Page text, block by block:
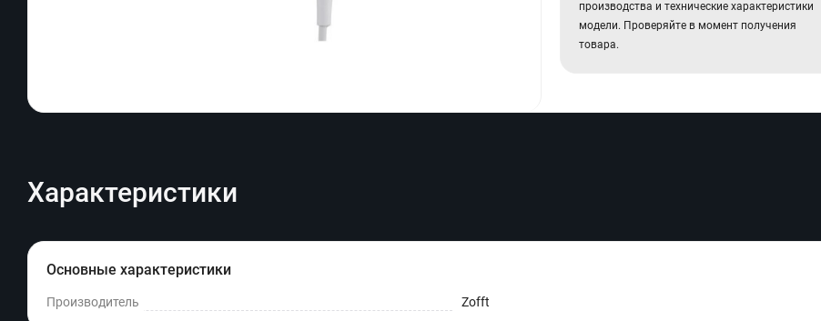
производства и технические характеристики
модели. Проверяйте в момент получения
товара.
Характеристики
Основные характеристики
Производитель Zofft